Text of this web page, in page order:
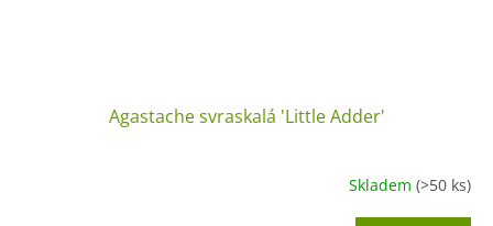
Agastache svraskalá 'Little Adder'
Skladem (>50 ks)